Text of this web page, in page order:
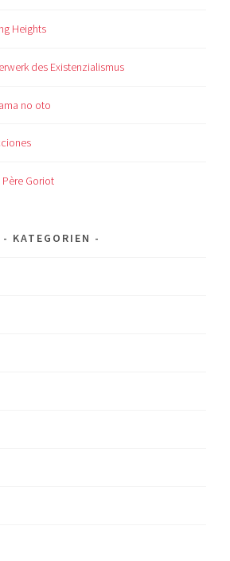
Heights
des Existenzialismus
no oto
Goriot
KATEGORIEN